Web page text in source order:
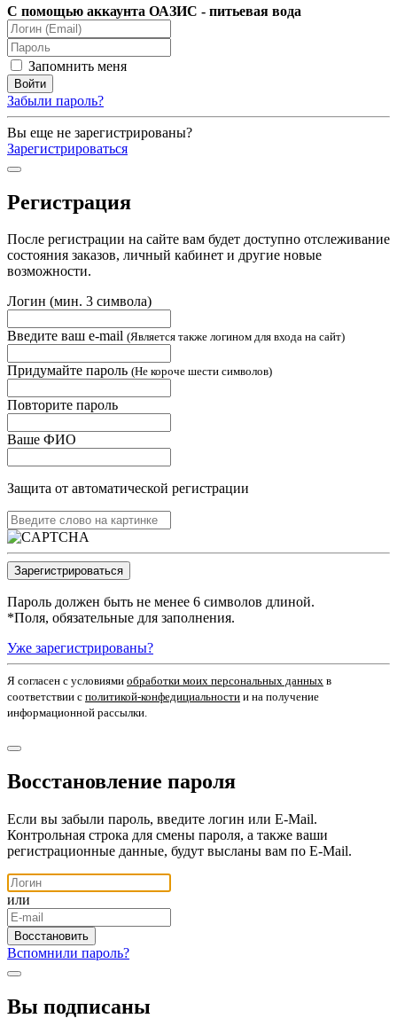
С помощью аккаунта ОАЗИС - питьевая вода
Запомнить меня
Забыли пароль?
Вы еще не зарегистрированы?
Зарегистрироваться
Регистрация
После регистрации на сайте вам будет доступно отслеживание
состояния заказов, личный кабинет и другие новые
возможности.
Логин (мин. 3 символа)
Введите ваш e-mail (Является также логином для входа на сайт)
Придумайте пароль (Не короче шести символов)
Повторите пароль
Ваше ФИО
Защита от автоматической регистрации
Пароль должен быть не менее 6 символов длиной.
*Поля, обязательные для заполнения.
Уже зарегистрированы?
Я согласен c условиями обработки моих персональных данных в
соответствии с политикой-конфедициальности и на получение
информационной рассылки.
Восстановление пароля
Если вы забыли пароль, введите логин или E-Mail.
Контрольная строка для смены пароля, а также ваши
регистрационные данные, будут высланы вам по E-Mail.
или
Вспомнили пароль?
Вы подписаны